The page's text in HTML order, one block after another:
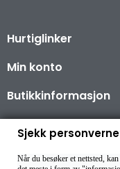
Hurtiglinker
Min konto
Butikkinformasjon
Sjekk
Når du besøker et nettsted,